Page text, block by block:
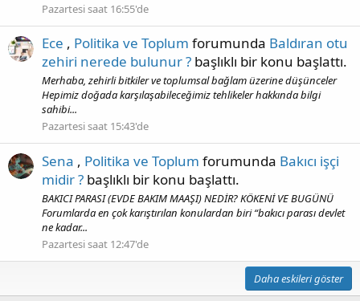
Pazartesi saat 16:55'de
Ece , Politika ve Toplum forumunda Baldıran otu
zehiri nerede bulunur ? başlıklı bir konu başlattı.
Merhaba, zehirli bitkiler ve toplumsal bağlam üzerine düşünceler
Hepimiz doğada karşılaşabileceğimiz tehlikeler hakkında bilgi
sahibi...
Pazartesi saat 15:43'de
Sena , Politika ve Toplum forumunda Bakıcı işçi
midir ? başlıklı bir konu başlattı.
BAKICI PARASI (EVDE BAKIM MAAŞI) NEDİR? KÖKENİ VE BUGÜNÜ
Forumlarda en çok karıştırılan konulardan biri “bakıcı parası devlet
ne kadar...
Pazartesi saat 12:47'de
Daha eskileri göster